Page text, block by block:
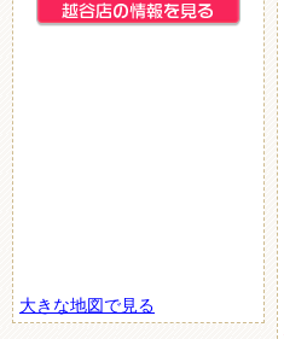
大きな地図で見る